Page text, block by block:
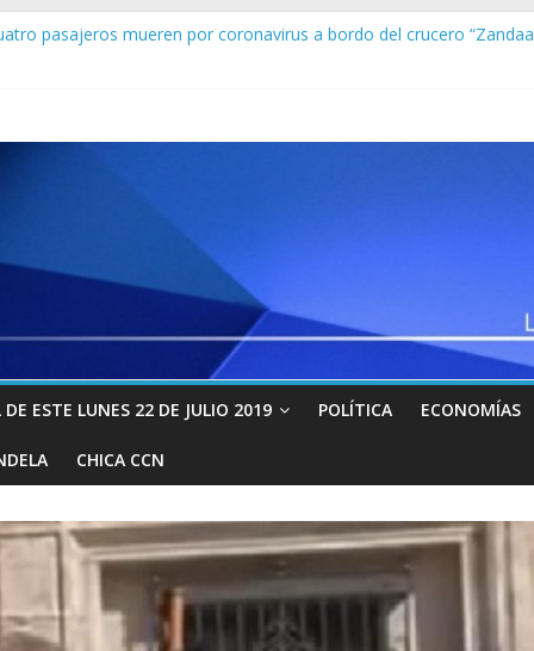
Rodríguez sobre la recompensa de 15 millones de dólares que
armados del régimen de Maduro tienen en la mira a
ESTE LUNES 22 DE JULIO 2019 POLÍTICA ECONOMÍAS
CHICA CCN